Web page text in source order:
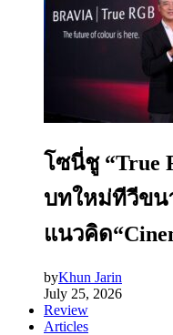
โซนี่ชู “True
บทใหม่ทีวีขน
แนวคิด
byKhun Jarin
July 25, 2026
Review
Articles